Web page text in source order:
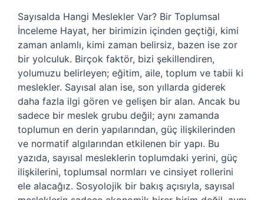
Sayısalda Hangi Meslekler Var? Bir Toplumsal
İnceleme Hayat, her birimizin içinden geçtiği, kimi
zaman anlamlı, kimi zaman belirsiz, bazen ise zor
bir yolculuk. Birçok faktör, bizi şekillendiren,
yolumuzu belirleyen; eğitim, aile, toplum ve tabii ki
meslekler. Sayısal alan ise, son yıllarda giderek
daha fazla ilgi gören ve gelişen bir alan. Ancak bu
sadece bir meslek grubu değil; aynı zamanda
toplumun en derin yapılarından, güç ilişkilerinden
ve normatif algılarından etkilenen bir yapı. Bu
yazıda, sayısal mesleklerin toplumdaki yerini, güç
ilişkilerini, toplumsal normları ve cinsiyet rollerini
ele alacağız. Sosyolojik bir bakış açısıyla, sayısal